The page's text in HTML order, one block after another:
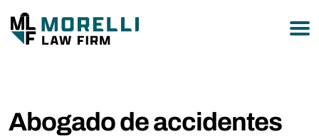
Abogado de accidentes